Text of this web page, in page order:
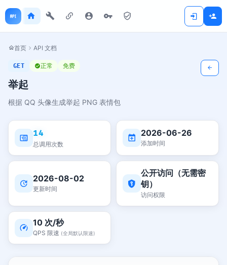
首页 API 文档
GET 正常 免费
举起
根据 QQ 头像生成举起 PNG 表情包
14
总调用次数
2026-06-26
添加时间
2026-08-02
更新时间
公开访问（无需密
钥）
访问权限
10 次/秒
QPS 限速 (全局默认限速)